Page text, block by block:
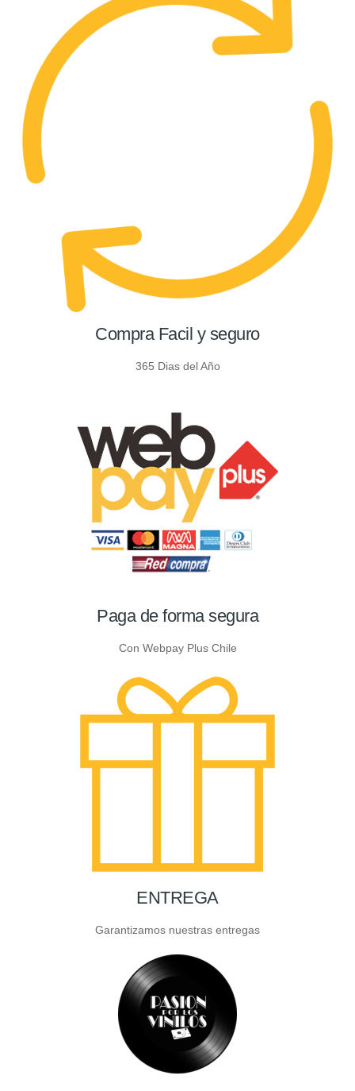
Compra Facil y seguro
365 Dias del Año
Paga de forma segura
Con Webpay Plus Chile
ENTREGA
Garantizamos nuestras entregas